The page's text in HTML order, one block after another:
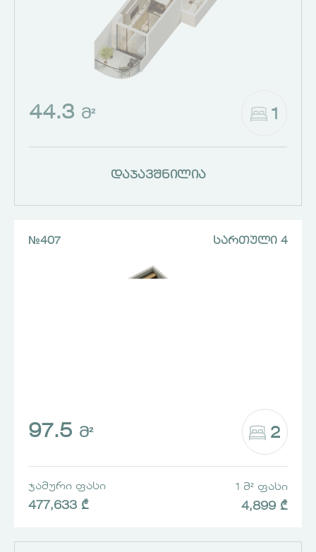
44.3 Მ² 1
დაჯავშნილია
№407 ᲡᲐᲠᲗᲣᲚᲘ 4
97.5 Მ² 2
ᲯᲐᲛᲣᲠᲘ ᲤᲐᲡᲘ
477,633 ₾
1 Მ² ᲤᲐᲡᲘ
4,899 ₾